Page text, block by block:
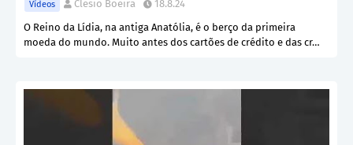
Vídeos Clesio Boeira
18.8.24
O Reino da Lídia, na antiga Anatólia, é o berço da primeira
moeda do mundo. Muito antes dos cartões de crédito e das cr…